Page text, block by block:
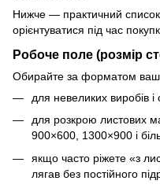
Нижче — практичний список
орієнтуватися під час
Робоче поле (розмір
Обирайте за форматом
для невеликих виробів
для розкрою листових
900×600, 1300×900 і
якщо часто ріжете «з
лягав без постійного